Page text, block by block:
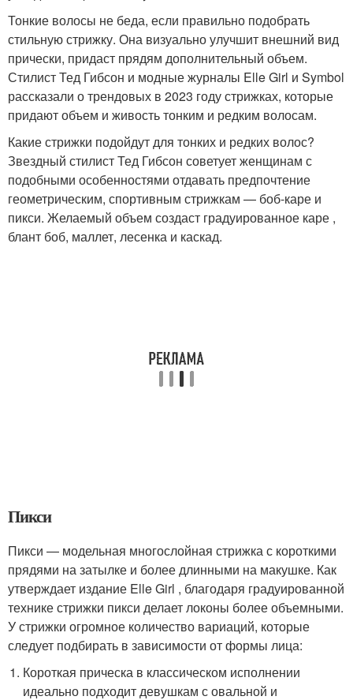
Тонкие волосы не беда, если правильно подобрать
стильную стрижку. Она визуально улучшит внешний вид
прически, придаст прядям дополнительный объем.
Стилист Тед Гибсон и модные журналы Elle Girl и Symbol
рассказали о трендовых в 2023 году стрижках, которые
придают объем и живость тонким и редким волосам.
Какие стрижки подойдут для тонких и редких волос?
Звездный стилист Тед Гибсон советует женщинам с
подобными особенностями отдавать предпочтение
геометрическим, спортивным стрижкам — боб-каре и
пикси. Желаемый объем создаст градуированное каре ,
блант боб, маллет, лесенка и каскад.
Пикси
Пикси — модельная многослойная стрижка с короткими
прядями на затылке и более длинными на макушке. Как
утверждает издание Elle Girl , благодаря градуированной
технике стрижки пикси делает локоны более объемными.
У стрижки огромное количество вариаций, которые
следует подбирать в зависимости от формы лица:
Короткая прическа в классическом исполнении
идеально подходит девушкам с овальной и